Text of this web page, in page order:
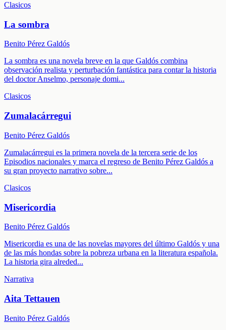
Clasicos
La sombra
Benito Pérez Galdós
La sombra es una novela breve en la que Galdós combina
observación realista y perturbación fantástica para contar la historia
del doctor Anselmo, personaje domi...
Clasicos
Zumalacárregui
Benito Pérez Galdós
Zumalacárregui es la primera novela de la tercera serie de los
Episodios nacionales y marca el regreso de Benito Pérez Galdós a
su gran proyecto narrativo sobre...
Clasicos
Misericordia
Benito Pérez Galdós
Misericordia es una de las novelas mayores del último Galdós y una
de las más hondas sobre la pobreza urbana en la literatura española.
La historia gira alreded...
Narrativa
Aita Tettauen
Benito Pérez Galdós